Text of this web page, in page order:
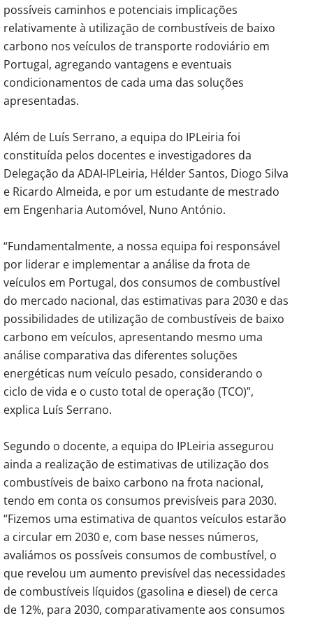
possíveis caminhos e potenciais implicações
relativamente à utilização de combustíveis de baixo
carbono nos veículos de transporte rodoviário em
Portugal, agregando vantagens e eventuais
condicionamentos de cada uma das soluções
apresentadas.
Além de Luís Serrano, a equipa do IPLeiria foi
constituída pelos docentes e investigadores da
Delegação da ADAI-IPLeiria, Hélder Santos, Diogo Silva
e Ricardo Almeida, e por um estudante de mestrado
em Engenharia Automóvel, Nuno António.
“Fundamentalmente, a nossa equipa foi responsável
por liderar e implementar a análise da frota de
veículos em Portugal, dos consumos de combustível
do mercado nacional, das estimativas para 2030 e das
possibilidades de utilização de combustíveis de baixo
carbono em veículos, apresentando mesmo uma
análise comparativa das diferentes soluções
energéticas num veículo pesado, considerando o
ciclo de vida e o custo total de operação (TCO)”,
explica Luís Serrano.
Segundo o docente, a equipa do IPLeiria assegurou
ainda a realização de estimativas de utilização dos
combustíveis de baixo carbono na frota nacional,
tendo em conta os consumos previsíveis para 2030.
“Fizemos uma estimativa de quantos veículos estarão
a circular em 2030 e, com base nesses números,
avaliámos os possíveis consumos de combustível, o
que revelou um aumento previsível das necessidades
de combustíveis líquidos (gasolina e diesel) de cerca
de 12%, para 2030, comparativamente aos consumos